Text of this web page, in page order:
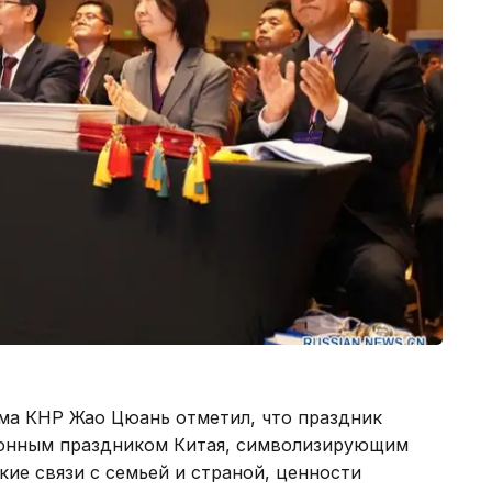
КНР Жао Цюань отметил, что праздник
праздником Китая, символизирующим
связи с семьей и страной, ценности